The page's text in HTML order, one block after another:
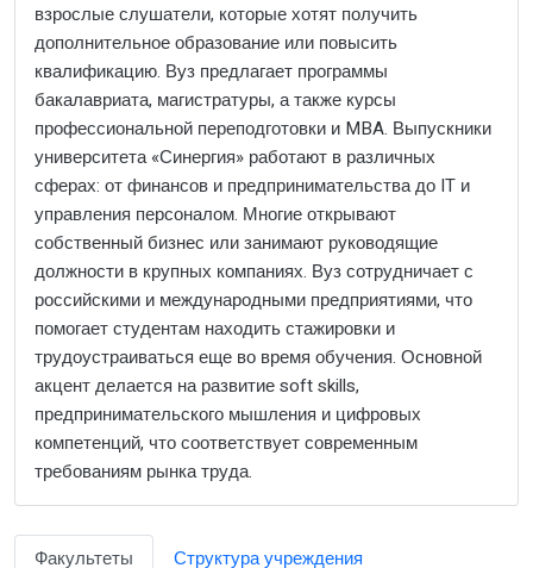
взрослые слушатели, которые хотят получить
дополнительное образование или повысить
квалификацию. Вуз предлагает программы
бакалавриата, магистратуры, а также курсы
профессиональной переподготовки и MBA. Выпускники
университета «Синергия» работают в различных
сферах: от финансов и предпринимательства до IT и
управления персоналом. Многие открывают
собственный бизнес или занимают руководящие
должности в крупных компаниях. Вуз сотрудничает с
российскими и международными предприятиями, что
помогает студентам находить стажировки и
трудоустраиваться еще во время обучения. Основной
акцент делается на развитие soft skills,
предпринимательского мышления и цифровых
компетенций, что соответствует современным
требованиям рынка труда.
Факультеты Структура учреждения